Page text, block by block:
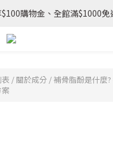
購物金、全館滿$1000
/ 關於成分 /補骨脂酚是什麼